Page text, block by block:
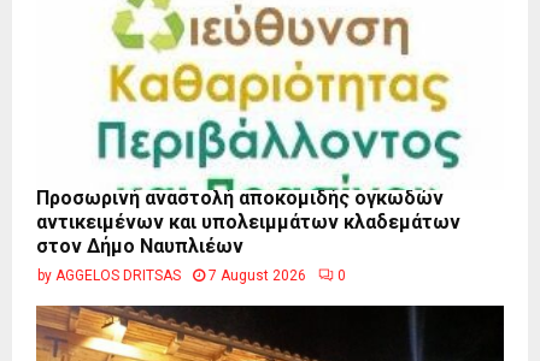
Προσωρινή αναστολή αποκομιδής ογκωδών
αντικειμένων και υπολειμμάτων κλαδεμάτων
στον Δήμο Ναυπλιέων
by AGGELOS DRITSAS 7 August 2026 0